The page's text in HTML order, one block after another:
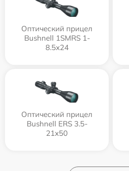
Оптический прицел
Bushnell 1SMRS 1-
8.5x24
Оптический прицел
Bushnell ERS 3.5-
21x50